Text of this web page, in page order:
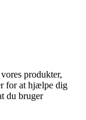
produkter,
for at hjælpe dig
du bruger